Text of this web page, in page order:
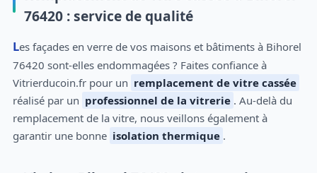
76420 : service de qualité
Les façades en verre de vos maisons et bâtiments à Bihorel
76420 sont-elles endommagées ? Faites confiance à
Vitrierducoin.fr pour un remplacement de vitre cassée
réalisé par un professionnel de la vitrerie . Au-delà du
remplacement de la vitre, nous veillons également à
garantir une bonne isolation thermique .